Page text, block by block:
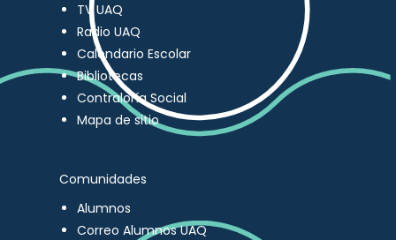
TV UAQ
Radio UAQ
Calendario Escolar
Bibliotecas
Contraloría Social
Mapa de sitio
Comunidades
Alumnos
Correo Alumnos UAQ